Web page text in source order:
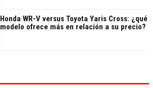
Honda WR-V versus Toyota Yaris Cross: ¿qué
modelo ofrece más en relación a su precio?